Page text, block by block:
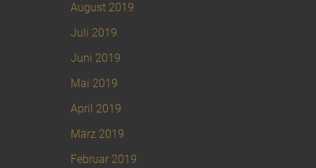
August 2019
Juli 2019
Juni 2019
Mai 2019
April 2019
März 2019
Februar 2019